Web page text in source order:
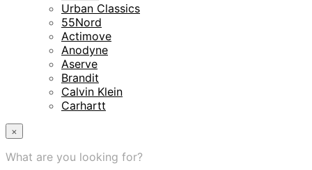
Urban Classics
55Nord
Actimove
Anodyne
Aserve
Brandit
Calvin Klein
Carhartt
×
What are you looking for?